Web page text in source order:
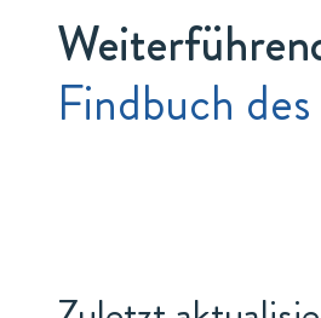
Findbuch